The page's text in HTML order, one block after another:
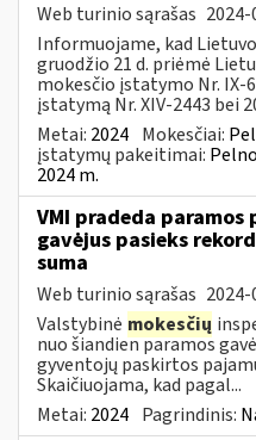
Web turinio sąrašas
Informuojame, kad
gruodžio 21 d. priėmė
mokesčio įstatymo Nr.
įstatymą Nr. XIV-2443 bei
Metai: 2024 Mokesčiai:
įstatymų pakeitimai:
2024 m.
VMI pradeda
gavėjus pasieks
suma
Web turinio sąrašas
Valstybinė mokesčių
nuo šiandien paramos
gyventojų paskirtos
Skaičiuojama, kad pagal...
Metai: 2024 Pagrindinis: